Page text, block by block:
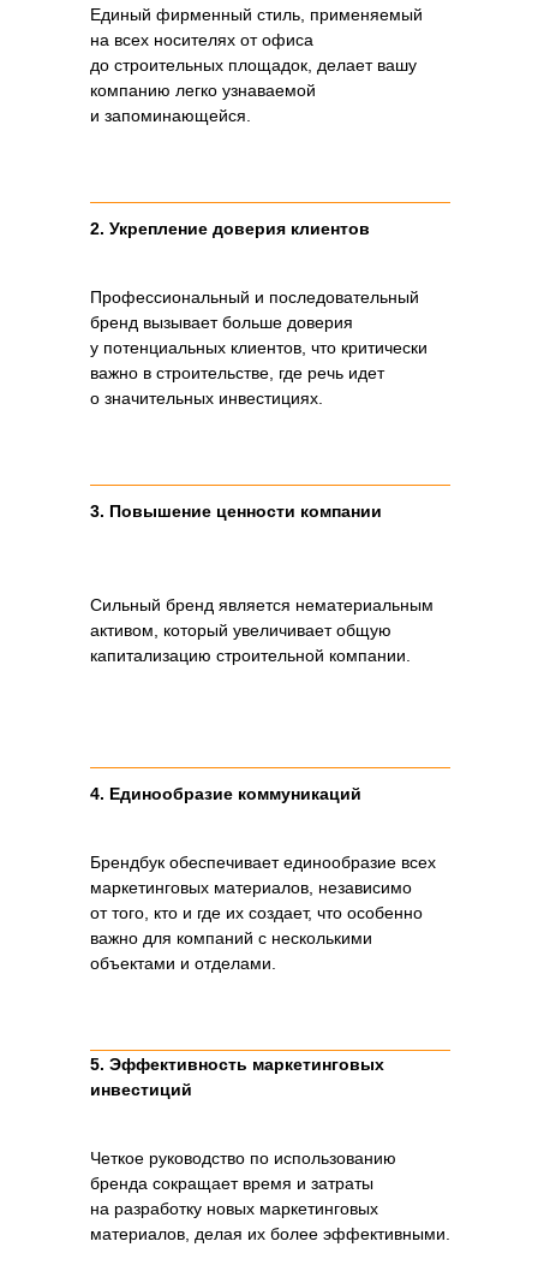
Единый фирменный стиль, применяемый
на всех носителях от офиса
до строительных площадок, делает вашу
компанию легко узнаваемой
и запоминающейся.
2. Укрепление доверия клиентов
Профессиональный и последовательный
бренд вызывает больше доверия
у потенциальных клиентов, что критически
важно в строительстве, где речь идет
о значительных инвестициях.
3. Повышение ценности компании
Сильный бренд является нематериальным
активом, который увеличивает общую
капитализацию строительной компании.
4. Единообразие коммуникаций
Брендбук обеспечивает единообразие всех
маркетинговых материалов, независимо
от того, кто и где их создает, что особенно
важно для компаний с несколькими
объектами и отделами.
5. Эффективность маркетинговых
инвестиций
Четкое руководство по использованию
бренда сокращает время и затраты
на разработку новых маркетинговых
материалов, делая их более эффективными.